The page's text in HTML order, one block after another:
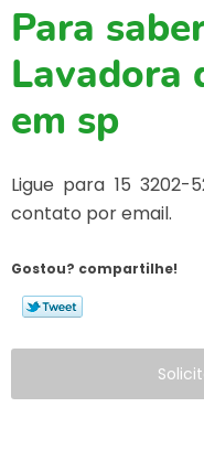
Para
Lavadora
em sp
Ligue para 15 3202-
contato por email.
Gostou? compartilhe!